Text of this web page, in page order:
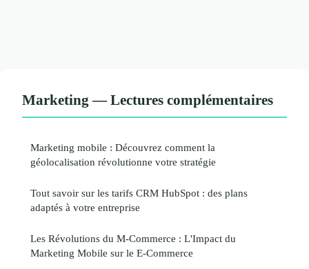
Marketing — Lectures complémentaires
Marketing mobile : Découvrez comment la
géolocalisation révolutionne votre stratégie
Tout savoir sur les tarifs CRM HubSpot : des plans
adaptés à votre entreprise
Les Révolutions du M-Commerce : L'Impact du
Marketing Mobile sur le E-Commerce